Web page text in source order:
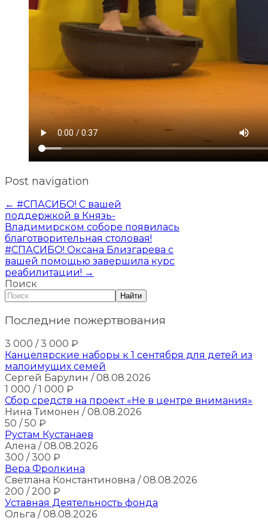
Post navigation
← #СПАСИБО! С вашей
поддержкой в Князь-
Владимирском соборе появилась
благотворительная столовая!
#СПАСИБО! Оксана Близгарева с
вашей помощью завершила курс
реабилитации! →
Поиск
Найти
Последние пожертвования
3 000 / 3 000 ₽
Канцелярские наборы к 1 сентября для детей из
малоимущих семей
Сергей Барулин / 08.08.2026
1 000 / 1 000 ₽
Сбор средств на проект «Не в центре внимания»
Нина Тимонен / 08.08.2026
50 / 50 ₽
Рустам Кустанаев
Алена / 08.08.2026
300 / 300 ₽
Вера Фролкина
Светлана Константиновна / 08.08.2026
200 / 200 ₽
Уставная Деятельность фонда
Ольга / 08.08.2026